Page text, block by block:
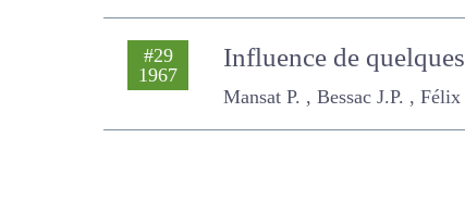
#29
1967 Influence de
Mansat P. , Bessac J.P. , Félix L.